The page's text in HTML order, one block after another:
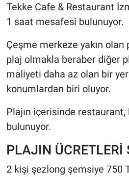
Tekke Cafe & Restaurant
1 saat mesafesi bulunuyor.
Çeşme merkeze yakın olan
plaj olmakla beraber diğer
maliyeti daha az olan bir
konumlardan biri oluyor.
Plajın içerisinde
bulunuyor.
PLAJIN ÜCRETLERİ
2 kişi şezlong şemsiye 750